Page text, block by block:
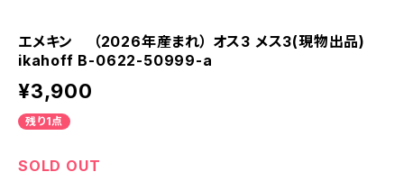
エメキン （2026年産まれ） オス3 メス3(現物出品)
ikahoff B-0622-50999-a
¥3,900
残り1点
SOLD OUT